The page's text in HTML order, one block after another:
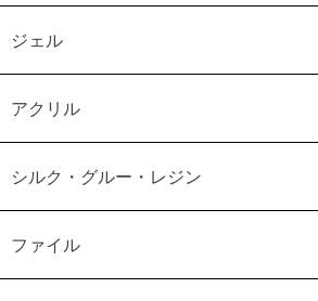
ジェル
アクリル
シルク・グルー・レジン
ファイル